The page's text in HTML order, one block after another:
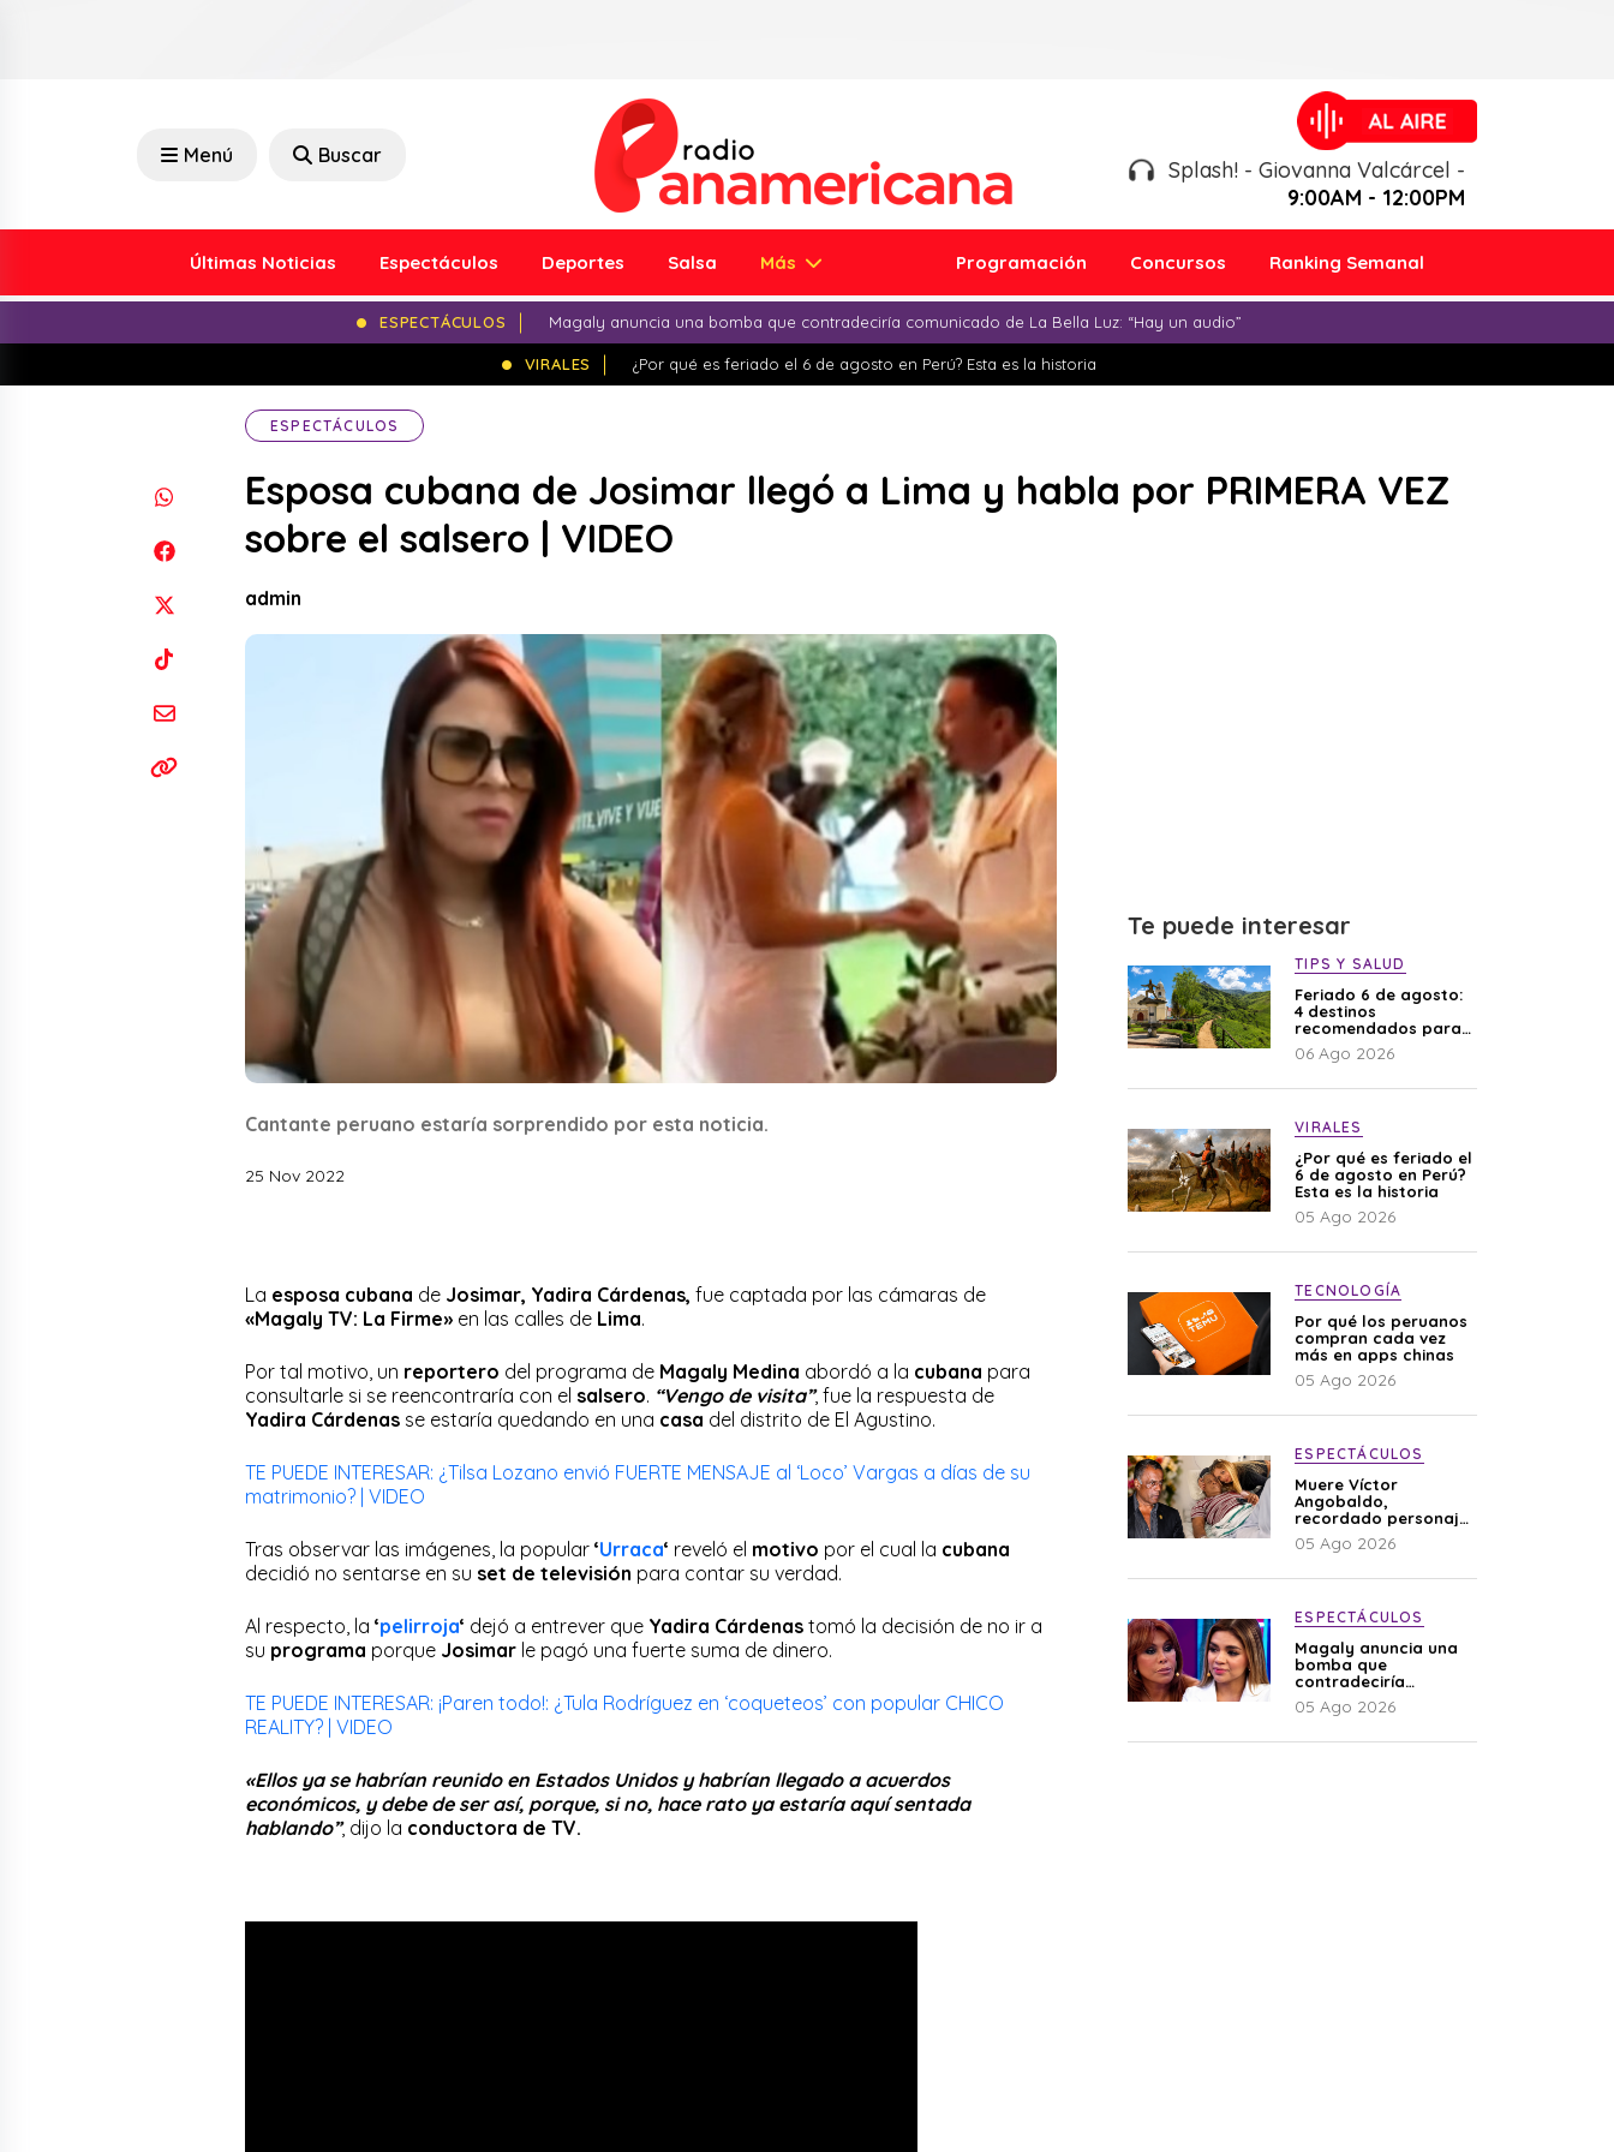
Menú Buscar
Splash! - Giovanna Valcárcel -
9:00AM - 12:00PM
Últimas Noticias Espectáculos Deportes Salsa Más Programación Concursos Ranking Semanal
ESPECTÁCULOS Magaly anuncia una bomba que contradeciría comunicado de La Bella Luz: “Hay un audio”
VIRALES ¿Por qué es feriado el 6 de agosto en Perú? Esta es la historia
ESPECTÁCULOS
Esposa cubana de Josimar llegó a Lima y habla por PRIMERA VEZ
sobre el salsero | VIDEO
admin
Cantante peruano estaría sorprendido por esta noticia.
25 Nov 2022
La esposa cubana de Josimar, Yadira Cárdenas, fue captada por las cámaras de
«Magaly TV: La Firme» en las calles de Lima.
Por tal motivo, un reportero del programa de Magaly Medina abordó a la cubana para
consultarle si se reencontraría con el salsero. “Vengo de visita”, fue la respuesta de
Yadira Cárdenas se estaría quedando en una casa del distrito de El Agustino.
TE PUEDE INTERESAR: ¿Tilsa Lozano envió FUERTE MENSAJE al ‘Loco’ Vargas a días de su
matrimonio? | VIDEO
Tras observar las imágenes, la popular ‘Urraca‘ reveló el motivo por el cual la cubana
decidió no sentarse en su set de televisión para contar su verdad.
Al respecto, la ‘pelirroja‘ dejó a entrever que Yadira Cárdenas tomó la decisión de no ir a
su programa porque Josimar le pagó una fuerte suma de dinero.
TE PUEDE INTERESAR: ¡Paren todo!: ¿Tula Rodríguez en ‘coqueteos’ con popular CHICO
REALITY? | VIDEO
«Ellos ya se habrían reunido en Estados Unidos y habrían llegado a acuerdos
económicos, y debe de ser así, porque, si no, hace rato ya estaría aquí sentada
hablando”, dijo la conductora de TV.
Te puede interesar
TIPS Y SALUD
Feriado 6 de agosto:
4 destinos
recomendados para
disfrutar el descanso
06 Ago 2026
VIRALES
¿Por qué es feriado el
6 de agosto en Perú?
Esta es la historia
05 Ago 2026
TECNOLOGÍA
Por qué los peruanos
compran cada vez
más en apps chinas
05 Ago 2026
ESPECTÁCULOS
Muere Víctor
Angobaldo,
recordado personaje
de la farándula y
expareja de Shirley
05 Ago 2026
ESPECTÁCULOS
Magaly anuncia una
bomba que
contradeciría
comunicado de La
Bella Luz: “Hay un
05 Ago 2026